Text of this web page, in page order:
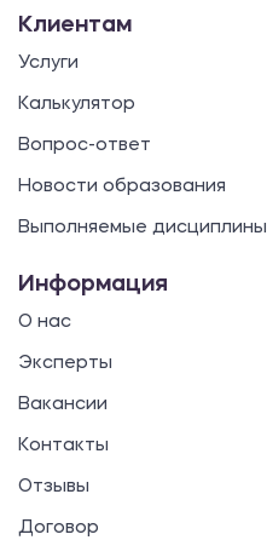
Клиентам
Услуги
Калькулятор
Вопрос-ответ
Новости образования
Выполняемые дисциплины
Информация
О нас
Эксперты
Вакансии
Контакты
Отзывы
Договор